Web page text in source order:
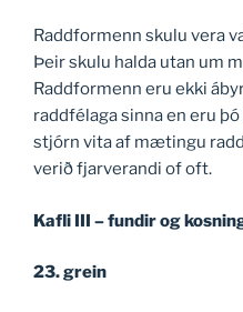
Raddformenn skulu vera
Þeir skulu halda utan um
Raddformenn eru ekki
raddfélaga sinna en eru
stjórn vita af mætingu
verið fjarverandi of oft.
Kafli III – fundir og
23. grein